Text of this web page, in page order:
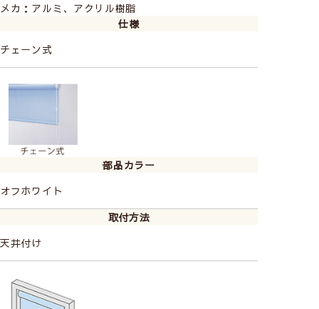
外からは見えず光を取り入れてくれるので明るくしたい
お部屋におすすめです。
メカ：アルミ、アクリル樹脂
仕様
チェーン式
部品カラー
オフホワイト
取付方法
天井付け